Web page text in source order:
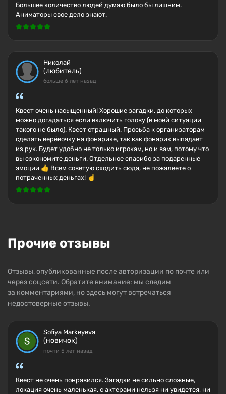
Большее количество людей думаю было бы лишним.
Аниматоры свое дело знают.
Николай
(любитель)
больше 6 лет назад
Квест очень насыщенный! Хорошие загадки, до которых
можно догадаться если включить голову (в моей ситуации
такого не было). Квест страшный. Просьба к организаторам
сделать верёвочку на фонарике, так как фонарик выпадает
из рук. Будет удобно не только игрокам, но и вам, потому что
вы сэкономите деньги. Отдельное спасибо за подаренные
эмоции 👍 Всем советую сходить сюда, не пожалеете о
потраченных деньгах! ☝️
Прочие отзывы
Отзывы, опубликованные после авторизации по почте или
через соцсети. Обратите внимание: мы следим
за комментариями, но здесь могут встречаться
недостоверные отзывы.
Sofiya Markeyeva
(новичок)
почти 5 лет назад
Квест не очень понравился. Загадки не сильно сложные,
локация очень маленькая, с актерами нельзя ни увидется, ни